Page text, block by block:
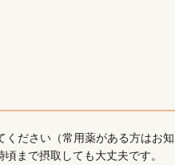
ださい（常用薬がある方はお知
まで摂取しても大丈夫です。